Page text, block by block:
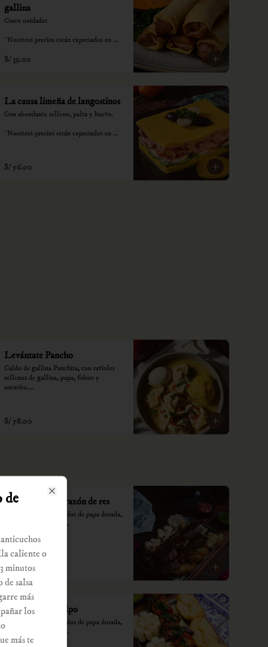
gallina
Cinco unidades
*Nuestros precios están expresados en
recargo al consumo.
S/ 39.00
La causa limeña de langostinos
Con abundante relleno, palta y huevo.
*Nuestros precios están expresados en
S/ 56.00
Levántate Pancho
Caldo de gallina Panchita, con ravioles
rellenos de gallina, papa, fideos y
rocotito.
soles e incluyen impuestos de ley y
recargo al consumo.
S/ 58.00
Anticucho de corazón de res
Dos palitos acompañados de papa dorada,
choclo y sus dos salsas.
*Nuestros precios están expresados en
soles e incluyen impuestos de ley y
recargo al consumo.
S/ 49.00
Anticucho de pulpo
Dos palitos acompañados de papa dorada,
choclo y sus dos salsas.
de
caliente o
minutos
salsa
más
los
más te
Close